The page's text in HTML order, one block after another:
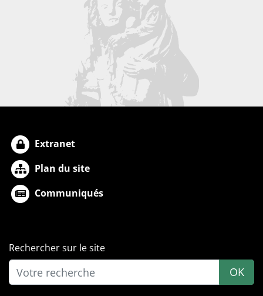
Extranet
Plan du site
Communiqués
Rechercher sur le site
OK